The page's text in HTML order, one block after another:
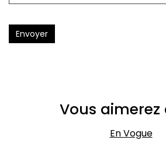
Envoyer
Vous aimerez
En Vogue